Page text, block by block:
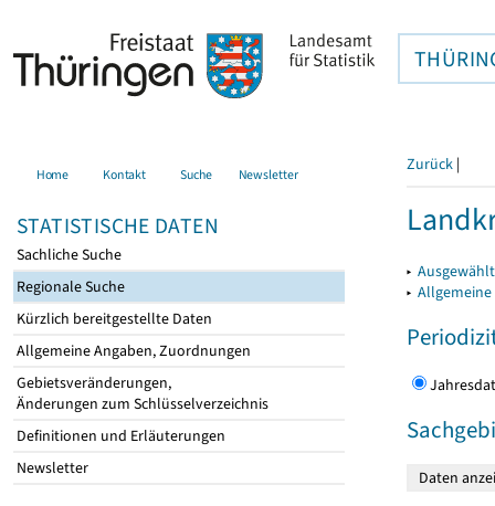
Home Kontakt Suche Newsletter
STATISTISCHE DATEN
Sachliche Suche
Regionale Suche
Kürzlich bereitgestellte Daten
Allgemeine Angaben, Zuordnungen
Gebietsveränderungen,
Änderungen zum Schlüsselverzeichnis
Definitionen und Erläuterungen
Newsletter
Zurück |
▸
▸